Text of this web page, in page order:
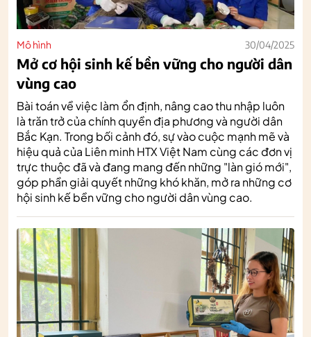
Mô hình 30/04/2025
Mở cơ hội sinh kế bền vững cho người dân
vùng cao
Bài toán về việc làm ổn định, nâng cao thu nhập luôn
là trăn trở của chính quyền địa phương và người dân
Bắc Kạn. Trong bối cảnh đó, sự vào cuộc mạnh mẽ và
hiệu quả của Liên minh HTX Việt Nam cùng các đơn vị
trực thuộc đã và đang mang đến những "làn gió mới",
góp phần giải quyết những khó khăn, mở ra những cơ
hội sinh kế bền vững cho người dân vùng cao.